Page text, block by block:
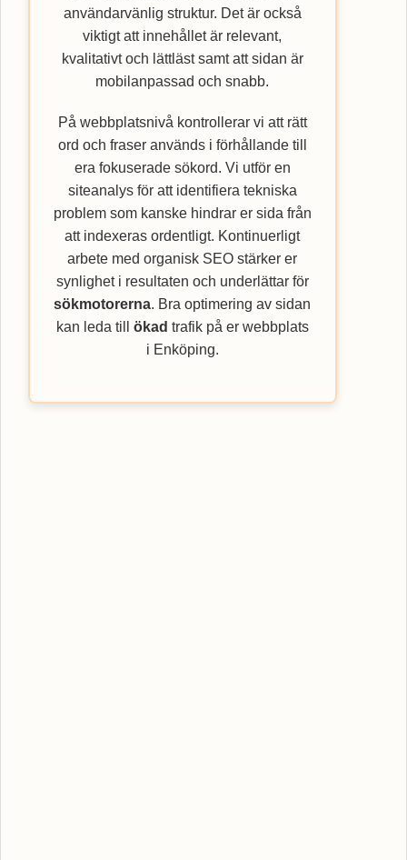
användarvänlig struktur. Det är också
viktigt att innehållet är relevant,
kvalitativt och lättläst samt att sidan är
mobilanpassad och snabb.
På webbplatsnivå kontrollerar vi att rätt
ord och fraser används i förhållande till
era fokuserade sökord. Vi utför en
siteanalys för att identifiera tekniska
problem som kanske hindrar er sida från
att indexeras ordentligt. Kontinuerligt
arbete med organisk SEO stärker er
synlighet i resultaten och underlättar för
sökmotorerna. Bra optimering av sidan
kan leda till ökad trafik på er webbplats
i Enköping.